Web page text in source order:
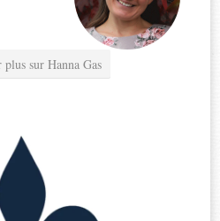
sur Hanna Gas